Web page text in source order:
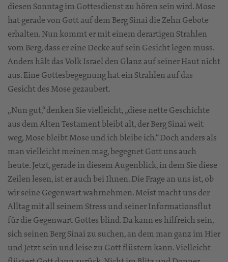
diesen Sonntag im Gottesdienst zu hören sein wird. Mose
hat gerade von Gott auf dem Berg Sinai die Zehn Gebote
erhalten. Nun kommt er mit einem derartigen Strahlen
vom Berg, dass er eine Decke auf sein Gesicht legen muss.
Anders hält das Volk Israel den Glanz auf seiner Haut nicht
aus. Eine Gottesbegegnung hat ein Strahlen auf das
Gesicht des Mose gezaubert.
„Nun gut,“ denken Sie vielleicht, „diese nette Geschichte
aus dem Alten Testament bleibt alt, der Berg Sinai weit
weg, Mose bleibt Mose und ich bleibe ich.“ Doch anders als
man vielleicht meinen mag, begegnet Gott uns auch
heute. Jetzt, gerade in diesem Augenblick, in dem Sie diese
Zeilen lesen, ist er auch bei Ihnen. Die Frage an uns ist, ob
wir seine Gegenwart wahrnehmen. Meist macht uns der
Alltag mit all seinem Stress und seiner Informationsflut
für die Gegenwart Gottes blind. Da kann es hilfreich sein,
sich seinen Berg Sinai zu suchen, an dem man ganz im Hier
und Jetzt sein und leise zu Gott flüstern kann. Vielleicht